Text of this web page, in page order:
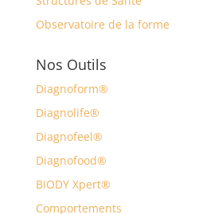
Observatoire de la forme
Nos Outils
Diagnoform®
Diagnolife®
Diagnofeel®
Diagnofood®
BIODY Xpert®
Comportements